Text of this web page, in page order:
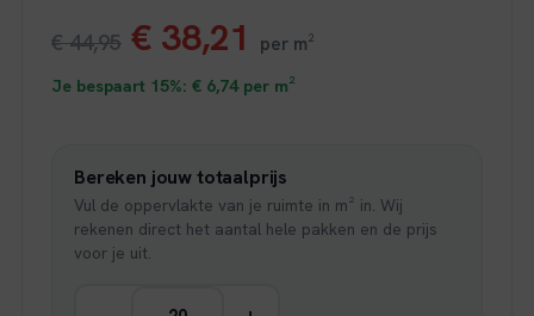
€44,95 Oorspronkelijke
prijs
€ 44,95.
€ 38,21 Huidige
prijs
€ 38,21.
per m²
Je bespaart 15%: € 6,74per m²
Bereken jouw totaalprijs
Vul de oppervlakte van je ruimte in m² in. Wij
rekenen direct het aantal hele pakken en de prijs
voor je uit.